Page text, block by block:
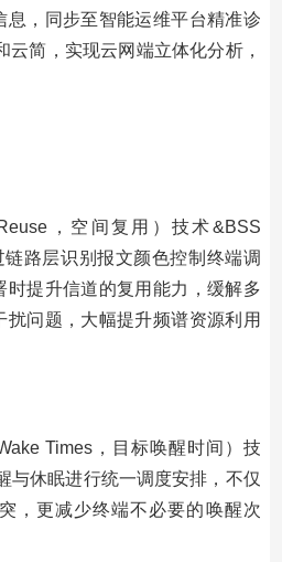
息，同步至智能运维平台精准诊
云简，实现云网端立体化分析，
，空间复用）技术&BSS
路层识别报文颜色控制终端调
时提升信道的复用能力，缓解多
扰问题，大幅提升频谱资源利用
Times，目标唤醒时间）技
与休眠进行统一调度安排，不仅
，更减少终端不必要的唤醒次